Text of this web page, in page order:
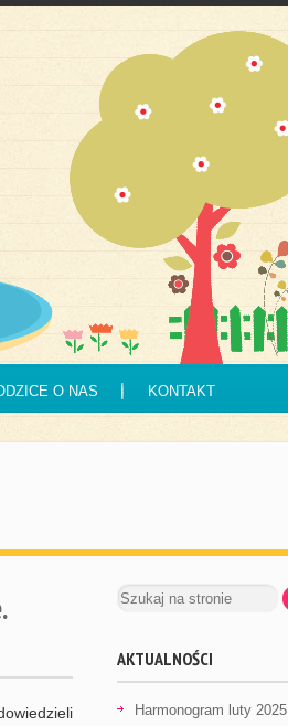
O NAS KONTAKT
AKTUALNOŚCI
Harmonogram luty 2025